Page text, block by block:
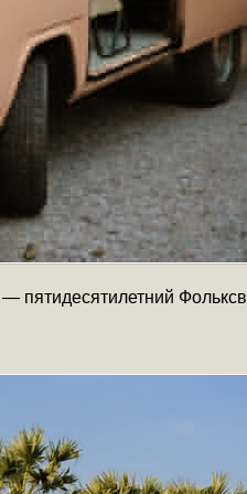
пятидесятилетний